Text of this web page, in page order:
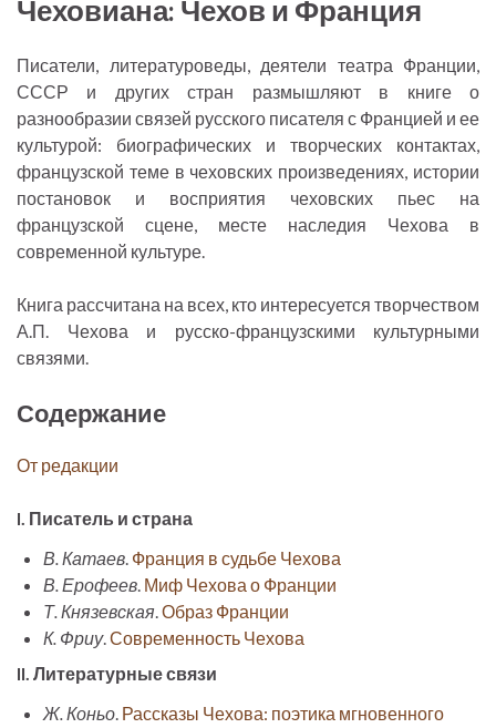
Чеховиана: Чехов и Франция
Писатели, литературоведы, деятели театра Франции,
СССР и других стран размышляют в книге о
разнообразии связей русского писателя с Францией и ее
культурой: биографических и творческих контактах,
французской теме в чеховских произведениях, истории
постановок и восприятия чеховских пьес на
французской сцене, месте наследия Чехова в
современной культуре.
Книга рассчитана на всех, кто интересуется творчеством
А.П. Чехова и русско-французскими культурными
связями.
Содержание
От редакции
I. Писатель и страна
В. Катаев. Франция в судьбе Чехова
В. Ерофеев. Миф Чехова о Франции
Т. Князевская.Образ Франции
К. Фриу.Современность Чехова
II. Литературные связи
Ж. Коньо. Рассказы Чехова: поэтика мгновенного